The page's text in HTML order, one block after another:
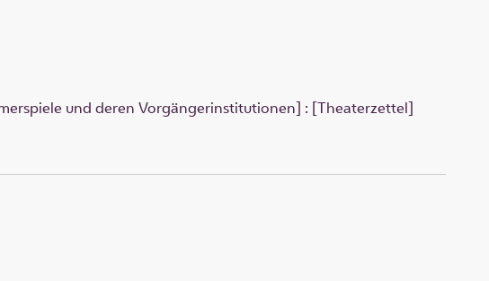
und deren Vorgängerinstitutionen] : [Theaterzettel]